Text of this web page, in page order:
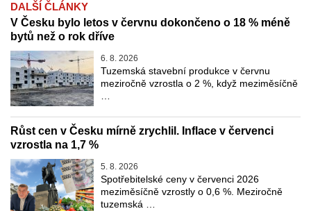
DALŠÍ ČLÁNKY
V Česku bylo letos v červnu dokončeno o 18 % méně
bytů než o rok dříve
6. 8. 2026
Tuzemská stavební produkce v červnu
meziročně vzrostla o 2 %, když meziměsíčně
…
Růst cen v Česku mírně zrychlil. Inflace v červenci
vzrostla na 1,7 %
5. 8. 2026
Spotřebitelské ceny v červenci 2026
meziměsíčně vzrostly o 0,6 %. Meziročně
tuzemská …